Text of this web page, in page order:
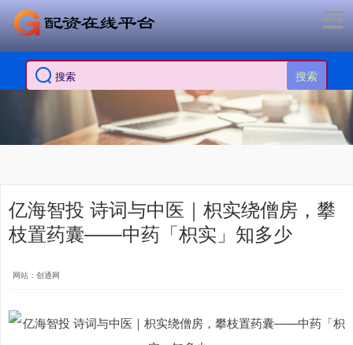
搜索
亿海智投 诗词与中医｜枳实绕僧房，攀
枝置药囊——中药「枳实」知多少
网站：创通网